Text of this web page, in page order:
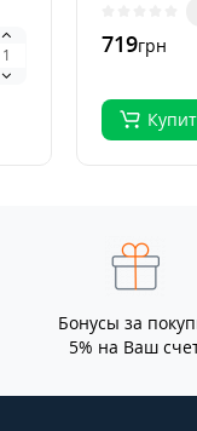
растений, ..
719грн
Бонусы за
5% на Ваш